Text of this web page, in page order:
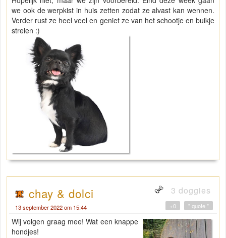
we ook de werpkist in huis zetten zodat ze alvast kan wennen.
Verder rust ze heel veel en geniet ze van het schootje en buikje
strelen :)
chay & dolci 3 doggies
13 september 2022 om 15:44 " quote "
+0
Wij volgen graag mee! Wat een knappe
hondjes!